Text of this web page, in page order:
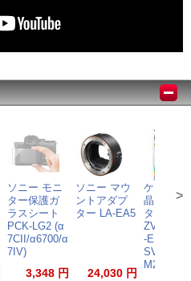
ソニー モニ
ター保護ガ
ラスシート
PCK-LG2 (α
7CII/α6700/α
7IV)
3,348 円
ソニー マウ
ントアダプ
ター LA-EA5
24,030 円
ケンコー
晶プロテ
ター ソニ
ZV-E10
-E1用
M2
>